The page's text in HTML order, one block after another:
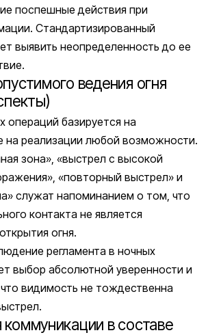
поспешные действия при
Стандартизированный
выявить неопределенность до ее
ведения огня
операций базируется на
на реализации любой возможности.
зона», «выстрел с высокой
«повторный выстрел» и
служат напоминанием о том, что
контакта не является
огня.
регламента в ночных
выбор абсолютной уверенности и
видимость не тождественна
в составе